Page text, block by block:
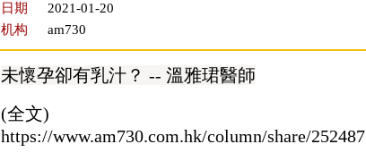
日期
2021-01-20
机构
am730
未懷孕卻有乳汁？ -- 溫雅珺醫師
(全文)
https://www.am730.com.hk/column/share/252487